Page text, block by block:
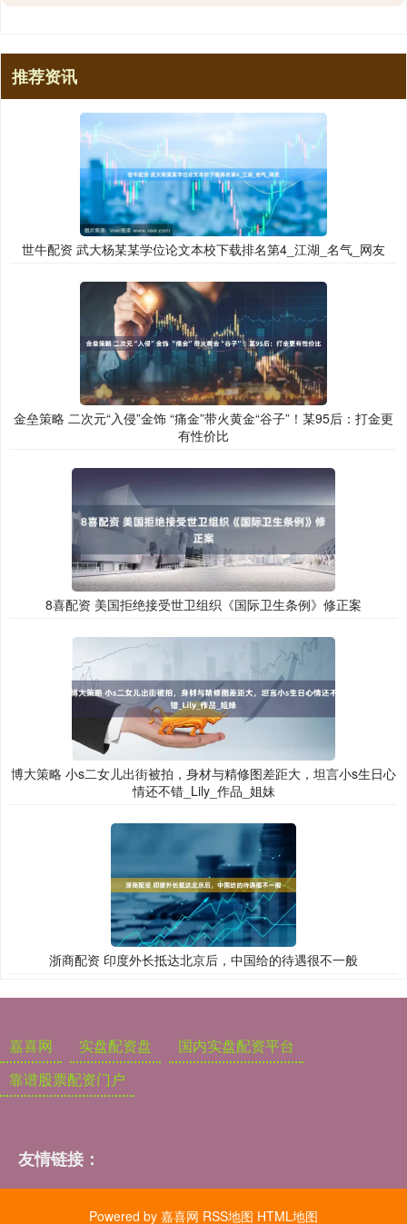
推荐资讯
世牛配资 武大杨某某学位论文本校下载排名第4_江湖_名气_网友
金垒策略 二次元“入侵”金饰 “痛金”带火黄金“谷子”！某95后：打金更
有性价比
8喜配资 美国拒绝接受世卫组织《国际卫生条例》修正案
博大策略 小s二女儿出街被拍，身材与精修图差距大，坦言小s生日心
情还不错_Lily_作品_姐妹
浙商配资 印度外长抵达北京后，中国给的待遇很不一般
嘉喜网 实盘配资盘
国内实盘配资平台
靠谱股票配资门户
友情链接：
Powered by 嘉喜网 RSS地图 HTML地图